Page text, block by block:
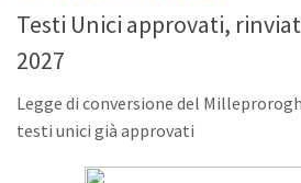
Testi Unici approvati,
2027
Legge di conversione del
testi unici già approvati